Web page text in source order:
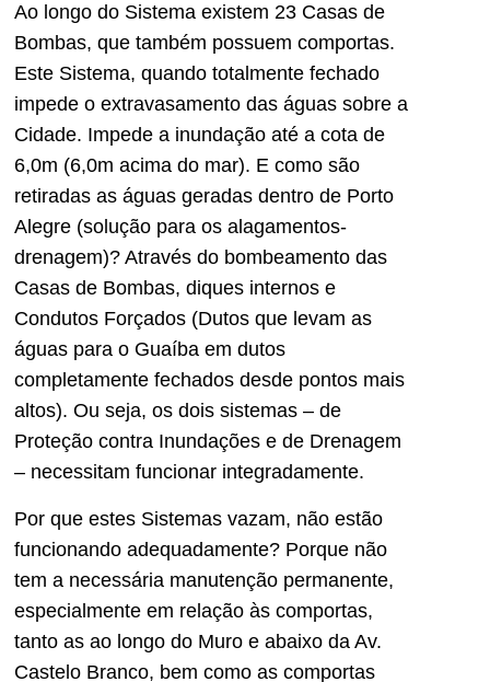
Ao longo do Sistema existem 23 Casas de
Bombas, que também possuem comportas.
Este Sistema, quando totalmente fechado
impede o extravasamento das águas sobre a
Cidade. Impede a inundação até a cota de
6,0m (6,0m acima do mar). E como são
retiradas as águas geradas dentro de Porto
Alegre (solução para os alagamentos-
drenagem)? Através do bombeamento das
Casas de Bombas, diques internos e
Condutos Forçados (Dutos que levam as
águas para o Guaíba em dutos
completamente fechados desde pontos mais
altos). Ou seja, os dois sistemas – de
Proteção contra Inundações e de Drenagem
– necessitam funcionar integradamente.
Por que estes Sistemas vazam, não estão
funcionando adequadamente? Porque não
tem a necessária manutenção permanente,
especialmente em relação às comportas,
tanto as ao longo do Muro e abaixo da Av.
Castelo Branco, bem como as comportas